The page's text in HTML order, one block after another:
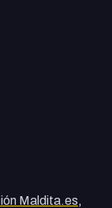
Maldita.es,